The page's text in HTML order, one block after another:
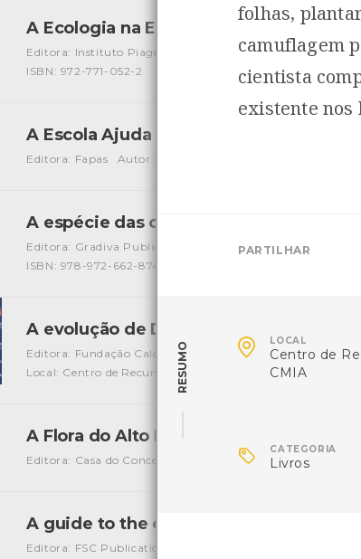
A Ecologia na Escola - Inventar um
Editora: Instituto Piaget
Autor: Yves Bertrand, Paul
ISBN: 972-771-052-2
A Escola Ajuda a Fauna Autóctone
Editora: Fapas
Autor: Fapas
A espécie das origens - Genomas,
Editora: Gradiva Publicações Lda
Autor: António Amorim
ISBN: 978-972-662-874-3
A evolução de Darwin
Editora: Fundação Calouste Gulbenkian
Autor:
Local: Centro de Recursos do CMIA
ISBN: 978972-99098-
A Flora do Alto Minho
Editora: Casa do Concelho de Ponte de Lima
Autor: João
A guide to the caterpilars of the
Editora: FSC Publications
folhas,
camuflagem
cientista
existente nos
PARTILHAR
RESUMO  LOCAL
Centro de
CMIA
 CATEGORIA
Livros